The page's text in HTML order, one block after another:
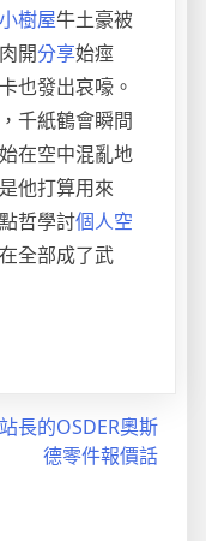
小樹屋牛土豪被
開分享始痙
卡也發出哀嚎。
千紙鶴會瞬間
在空中混亂地
他打算用來
哲學討個人空
全部成了武
站長的OSDER奧斯
德零件報價話